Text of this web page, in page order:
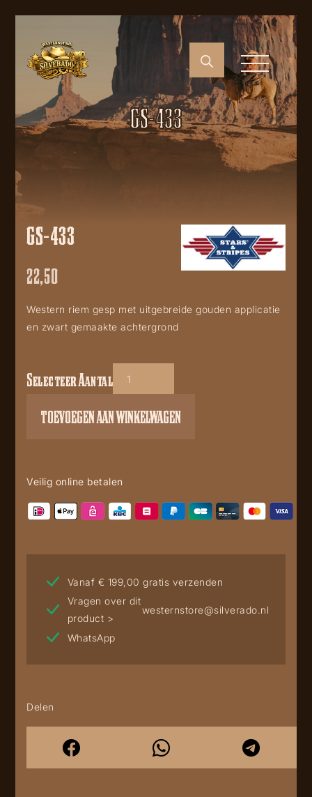
GS-433
GS-433
22,50
Western riem gesp met uitgebreide gouden applicatie
en zwart gemaakte achtergrond
GS-
aantal
Selecteer Aantal
TOEVOEGEN AAN WINKELWAGEN
Veilig online betalen
Vanaf € 199,00 gratis verzenden
Vragen over dit
product >
westernstore@silverado.nl
WhatsApp
Delen